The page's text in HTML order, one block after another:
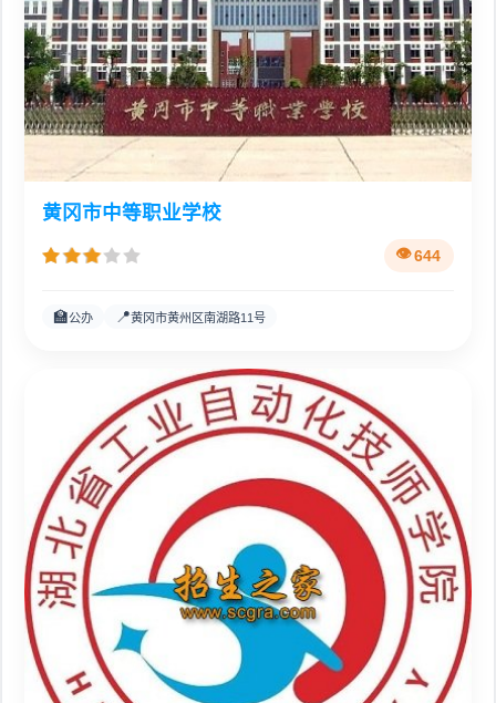
黄冈市中等职业学校
644
🏫公办 📍黄冈市黄州区南湖路11号